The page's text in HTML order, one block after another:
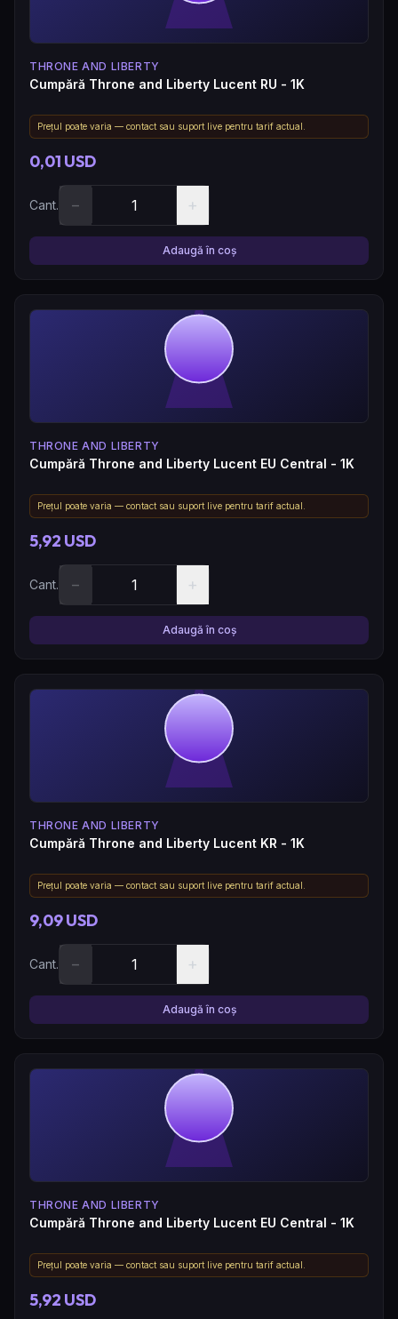
THRONE AND LIBERTY
Cumpără Throne and Liberty Lucent RU - 1K
Prețul poate varia — contact sau suport live pentru tarif actual.
0,01 USD
Cant. − +
Adaugă în coș
THRONE AND LIBERTY
Cumpără Throne and Liberty Lucent EU Central - 1K
Prețul poate varia — contact sau suport live pentru tarif actual.
5,92 USD
Cant. − +
Adaugă în coș
THRONE AND LIBERTY
Cumpără Throne and Liberty Lucent KR - 1K
Prețul poate varia — contact sau suport live pentru tarif actual.
9,09 USD
Cant. − +
Adaugă în coș
THRONE AND LIBERTY
Cumpără Throne and Liberty Lucent EU Central - 1K
Prețul poate varia — contact sau suport live pentru tarif actual.
5,92 USD